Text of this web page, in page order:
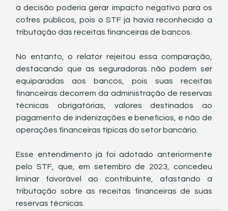
a decisão poderia gerar impacto negativo para os
cofres públicos, pois o STF já havia reconhecido a
tributação das receitas financeiras de bancos.
No entanto, o relator rejeitou essa comparação,
destacando que as seguradoras não podem ser
equiparadas aos bancos, pois suas receitas
financeiras decorrem da administração de reservas
técnicas obrigatórias, valores destinados ao
pagamento de indenizações e benefícios, e não de
operações financeiras típicas do setor bancário.
Esse entendimento já foi adotado anteriormente
pelo STF, que, em setembro de 2023, concedeu
liminar favorável ao contribuinte, afastando a
tributação sobre as receitas financeiras de suas
reservas técnicas.